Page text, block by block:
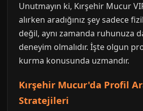
Unutmayın ki, Kırşehir Mucur
alırken aradığınız şey sadece
değil, aynı zamanda ruhunuza
deneyim olmalıdır. İşte olgun
kurma konusunda uzmandır.
Kırşehir Mucur'da Profil
Stratejileri